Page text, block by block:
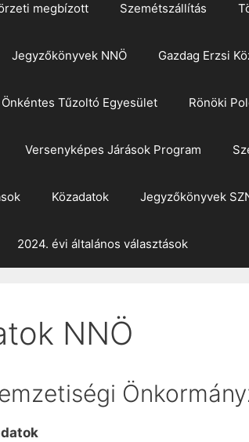
megbízott Szemétszállítás
Jegyzőkönyvek NNÖ Gazdag Erzsi
Önkéntes Tűzoltó Egyesület Rönöki
Versenyképes Járások Program
Közadatok Jegyzőkönyvek
2024. évi általános választások
NNÖ